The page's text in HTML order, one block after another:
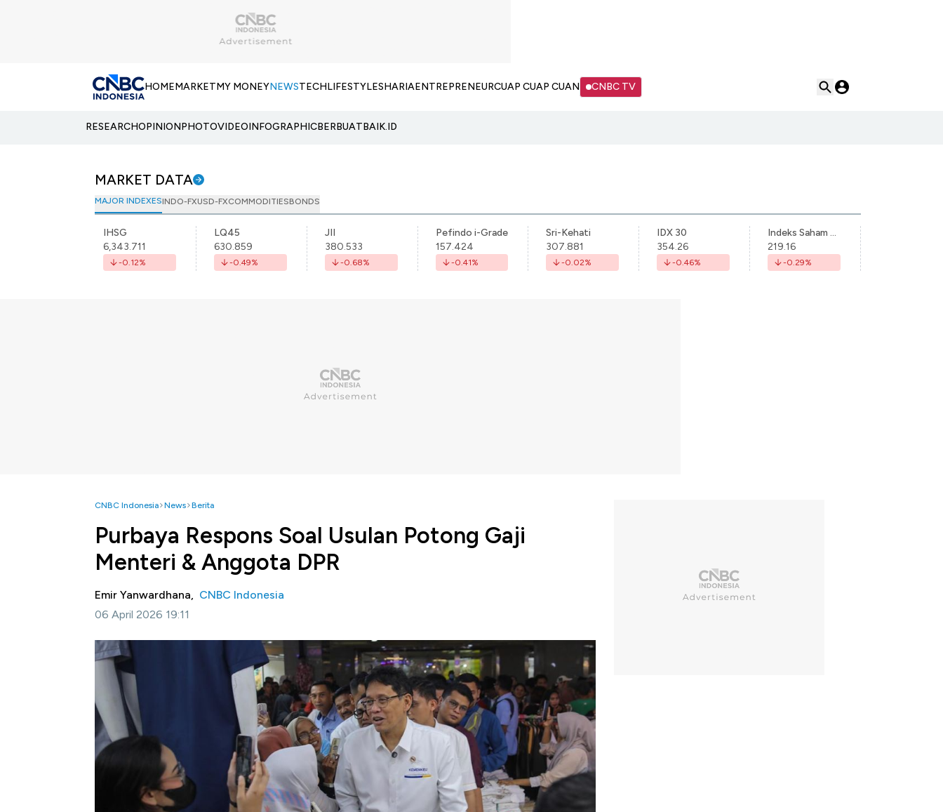
HOMEMARKETMY MONEYNEWSTECHLIFESTYLESHARIAENTREPRENEURCUAP CUAP CUAN CNBC TV
RESEARCHOPINIONPHOTOVIDEOINFOGRAPHICBERBUATBAIK.ID
MARKET DATA
MAJOR INDEXESINDO-FXUSD-FXCOMMODITIESBONDS
IHSG
6,343.711
-0.12%
LQ45
630.859
-0.49%
JII
380.533
-0.68%
Pefindo i-Grade
157.424
-0.41%
Sri-Kehati
307.881
-0.02%
IDX 30
354.26
-0.46%
Indeks Saham Syariah Indonesia
219.16
-0.29%
CNBC Indonesia News Berita
Purbaya Respons Soal Usulan Potong Gaji
Menteri & Anggota DPR
Emir Yanwardhana, CNBC Indonesia
06 April 2026 19:11